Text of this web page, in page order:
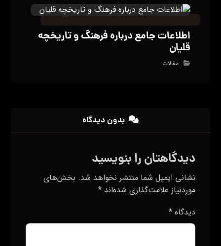
اطلاعات جامع درباره فرهنگ و تاریخچه
قلیان
مقالات
بدون دیدگاه
دیدگاهتان را بنویسید
نشانی ایمیل شما منتشر نخواهد شد. بخش‌های
موردنیاز علامت‌گذاری شده‌اند*
دیدگاه*